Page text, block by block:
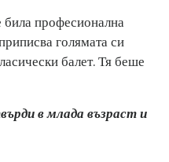
професионална
голямата си
балет. Тя беше
в млада възраст и